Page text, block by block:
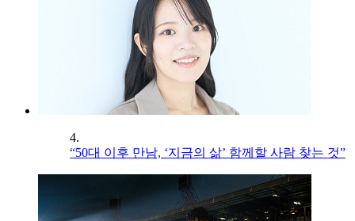
4.
“50대 이후 만남, ‘지금의 삶’ 함께할 사람 찾는 것”